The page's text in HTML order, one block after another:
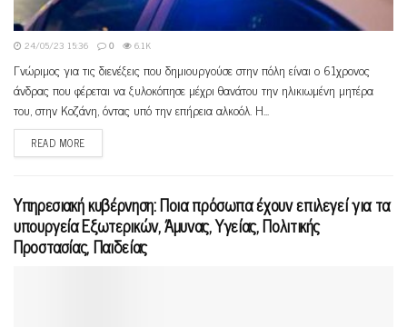
24/05/23 15:36 0 6.1K
Γνώριμος για τις διενέξεις που δημιουργούσε στην πόλη είναι ο 61χρονος
άνδρας που φέρεται να ξυλοκόπησε μέχρι θανάτου την ηλικιωμένη μητέρα
του, στην Κοζάνη, όντας υπό την επήρεια αλκοόλ. Η...
READ MORE
Υπηρεσιακή κυβέρνηση: Ποια πρόσωπα έχουν επιλεγεί για τα
υπουργεία Εξωτερικών, Άμυνας, Υγείας, Πολιτικής
Προστασίας, Παιδείας